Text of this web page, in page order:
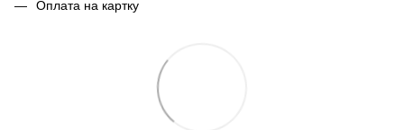
Оплата на картку